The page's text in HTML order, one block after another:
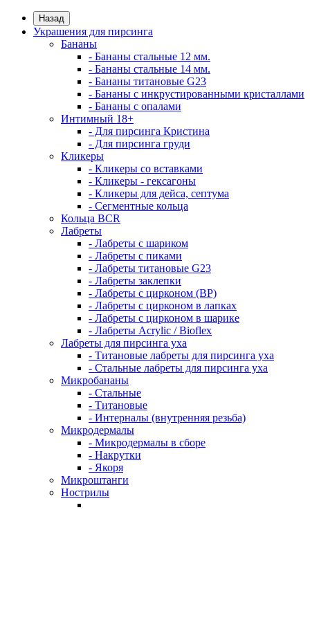
Назад
Украшения для пирсинга
Бананы
- Бананы стальные 12 мм.
- Бананы стальные 14 мм.
- Бананы титановые G23
- Бананы с инкрустированными кристаллами
- Бананы с опалами
Интимный 18+
- Для пирсинга Кристина
- Для пирсинга груди
Кликеры
- Кликеры со вставками
- Кликеры - гексагоны
- Кликеры для дейса, септума
- Сегментные кольца
Кольца BCR
Лабреты
- Лабреты с шариком
- Лабреты с пиками
- Лабреты титановые G23
- Лабреты заклепки
- Лабреты с цирконом (ВР)
- Лабреты с цирконом в лапках
- Лабреты с цирконом в шарике
- Лабреты Acrylic / Bioflex
Лабреты для пирсинга уха
- Титановые лабреты для пирсинга уха
- Стальные лабреты для пирсинга уха
Микробананы
- Стальные
- Титановые
- Интерналы (внутренняя резьба)
Микродермалы
- Микродермалы в сборе
- Накрутки
- Якоря
Микроштанги
Нострилы